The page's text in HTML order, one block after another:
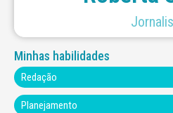
Minhas habilidades
Redação
Planejamento